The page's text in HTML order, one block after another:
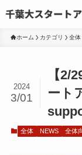
ホーム カテゴリ 全体
【2/
ート
2024
3/01
全体 NEWS 全体